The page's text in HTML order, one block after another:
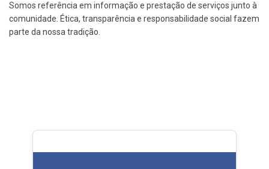
Somos referência em informação e prestação de serviços junto à
comunidade. Ética, transparência e responsabilidade social fazem
parte da nossa tradição.